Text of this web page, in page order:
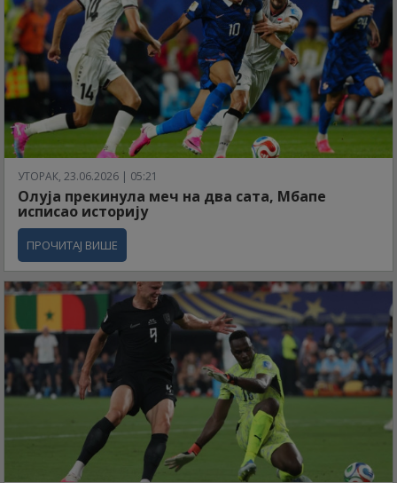
УТОРАК, 23.06.2026 | 05:21
Олуја прекинула меч на два сата, Мбапе
исписао историју
ПРОЧИТАЈ ВИШЕ